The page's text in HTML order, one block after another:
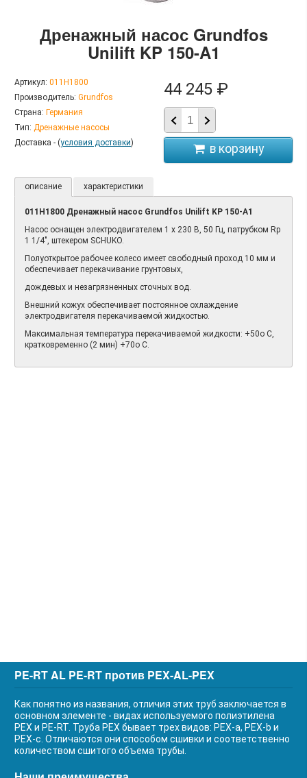
Дренажный насос Grundfos
Unilift KP 150-A1
Артикул: 011H1800
Производитель: Grundfos
Страна: Германия
Тип: Дренажные насосы
Доставка - (условия доставки)
44 245 ₽
описание характеристики
011H1800 Дренажный насос Grundfos Unilift KP 150-A1
Насос оснащен электродвигателем 1 х 230 В, 50 Гц, патрубком Rp
1 1/4", штекером SCHUKO.
Полуоткрытое рабочее колесо имеет свободный проход 10 мм и
обеспечивает перекачивание грунтовых,
дождевых и незагрязненных сточных вод.
Внешний кожух обеспечивает постоянное охлаждение
электродвигателя перекачиваемой жидкостью.
Максимальная температура перекачиваемой жидкости: +50о С,
кратковременно (2 мин) +70о С.
PE-RT AL PE-RT против PEX-AL-PEX
Как понятно из названия, отличия этих труб заключается в
основном элементе - видах используемого полиэтилена
PEX и PE-RT. Труба PEX бывает трех видов: PEX-a, PEX-b и
PEX-c. Отличаются они способом сшивки и соответственно
количеством сшитого объема трубы.